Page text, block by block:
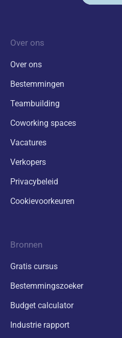
Over ons
Over ons
Bestemmingen
Teambuilding
Coworking spaces
Vacatures
Verkopers
Privacybeleid
Cookievoorkeuren
Bronnen
Gratis cursus
Bestemmingszoeker
Budget calculator
Industrie rapport